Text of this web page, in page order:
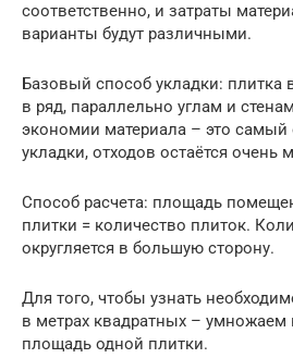
соответственно, и затраты
варианты будут различными.
Базовый способ укладки: плитка
в ряд, параллельно углам и
экономии материала – это
укладки, отходов остаётся очень
Способ расчета: площадь
плитки = количество плиток.
округляется в большую сторону.
Для того, чтобы узнать
в метрах квадратных – умножаем
площадь одной плитки.